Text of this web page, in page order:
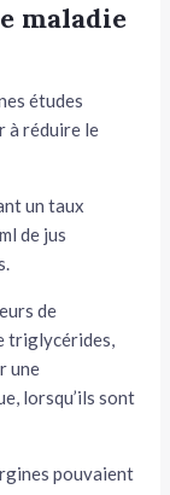
maladie
études
à réduire le
un taux
de jus
de
triglycérides,
une
lorsqu’ils sont
pouvaient